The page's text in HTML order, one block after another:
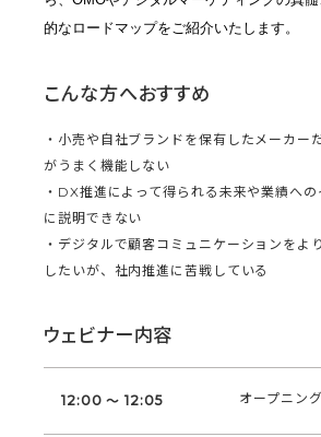
的なロードマップをご紹介いたします。
こんな方へおすすめ
・小売や自社ブランドを保有したメーカー
がうまく機能しない
・DX推進によって得られる未来や業績へ
に説明できない
・デジタルで顧客コミュニケーションをよ
したいが、社内推進に苦戦している
ウェビナー内容
12:00 ～ 12:05 オープニング